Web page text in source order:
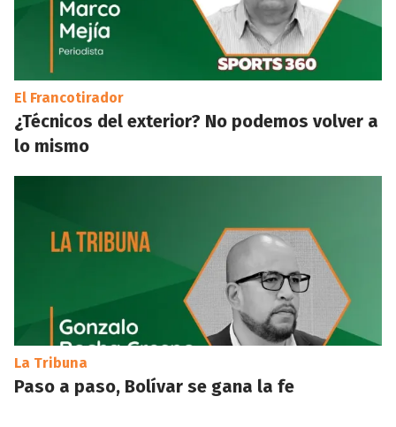
El Francotirador
¿Técnicos del exterior? No podemos volver a
lo mismo
La Tribuna
Paso a paso, Bolívar se gana la fe